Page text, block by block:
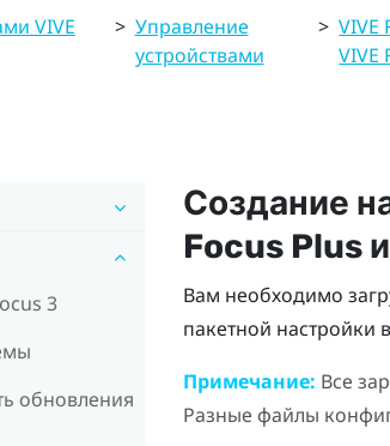
VIVE
> Управление
устройствами
> VIVE
VIVE
3
обновления
Создание
FocusPlus и
Вам необходимо
пакетной настройки
Примечание: Все
Разные файлы